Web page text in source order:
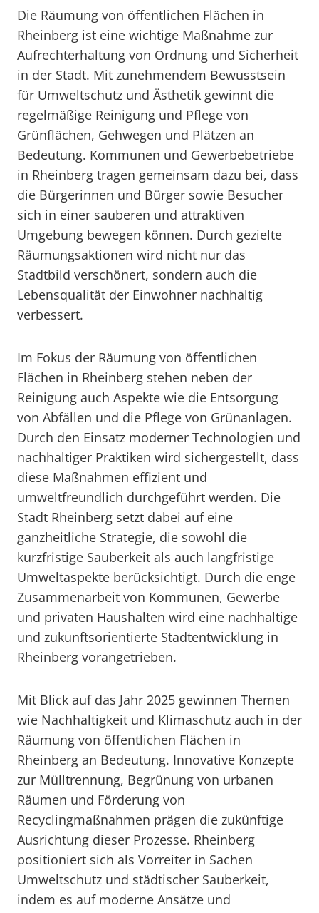
Die Räumung von öffentlichen Flächen in
Rheinberg ist eine wichtige Maßnahme zur
Aufrechterhaltung von Ordnung und Sicherheit
in der Stadt. Mit zunehmendem Bewusstsein
für Umweltschutz und Ästhetik gewinnt die
regelmäßige Reinigung und Pflege von
Grünflächen, Gehwegen und Plätzen an
Bedeutung. Kommunen und Gewerbebetriebe
in Rheinberg tragen gemeinsam dazu bei, dass
die Bürgerinnen und Bürger sowie Besucher
sich in einer sauberen und attraktiven
Umgebung bewegen können. Durch gezielte
Räumungsaktionen wird nicht nur das
Stadtbild verschönert, sondern auch die
Lebensqualität der Einwohner nachhaltig
verbessert.
Im Fokus der Räumung von öffentlichen
Flächen in Rheinberg stehen neben der
Reinigung auch Aspekte wie die Entsorgung
von Abfällen und die Pflege von Grünanlagen.
Durch den Einsatz moderner Technologien und
nachhaltiger Praktiken wird sichergestellt, dass
diese Maßnahmen effizient und
umweltfreundlich durchgeführt werden. Die
Stadt Rheinberg setzt dabei auf eine
ganzheitliche Strategie, die sowohl die
kurzfristige Sauberkeit als auch langfristige
Umweltaspekte berücksichtigt. Durch die enge
Zusammenarbeit von Kommunen, Gewerbe
und privaten Haushalten wird eine nachhaltige
und zukunftsorientierte Stadtentwicklung in
Rheinberg vorangetrieben.
Mit Blick auf das Jahr 2025 gewinnen Themen
wie Nachhaltigkeit und Klimaschutz auch in der
Räumung von öffentlichen Flächen in
Rheinberg an Bedeutung. Innovative Konzepte
zur Mülltrennung, Begrünung von urbanen
Räumen und Förderung von
Recyclingmaßnahmen prägen die zukünftige
Ausrichtung dieser Prozesse. Rheinberg
positioniert sich als Vorreiter in Sachen
Umweltschutz und städtischer Sauberkeit,
indem es auf moderne Ansätze und